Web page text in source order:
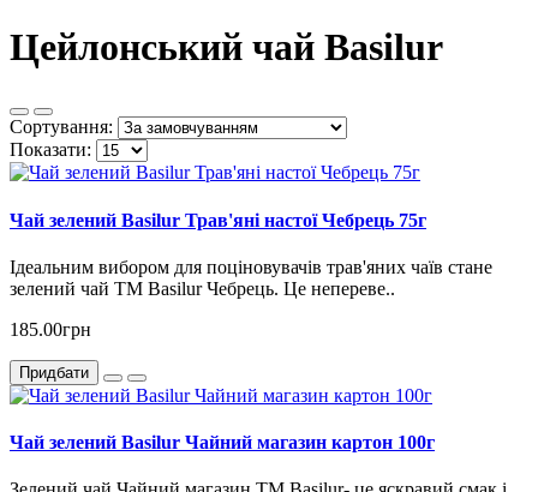
Цейлонський чай Basilur
Сортування:
Показати:
Чай зелений Basilur Трав'яні настої Чебрець 75г
Ідеальним вибором для поціновувачів трав'яних чаїв стане
зелений чай ТМ Basilur Чебрець. Це непереве..
185.00грн
Придбати
Чай зелений Basilur Чайний магазин картон 100г